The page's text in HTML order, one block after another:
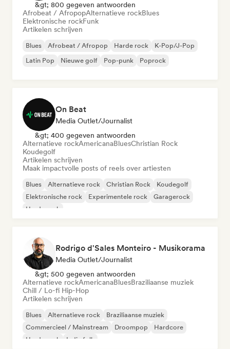
&gt; 800 gegeven antwoorden
Afrobeat / AfropopAlternatieve rockBlues
Elektronische rockFunk
Artikelen schrijven
Blues Afrobeat / Afropop Harde rock
K-Pop/J-Pop
Latin Pop
Nieuwe golf Pop-punk Poprock
On Beat
Media Outlet/Journalist
&gt; 400 gegeven antwoorden
Alternatieve rockAmericanaBluesChristian Rock
Koudegolf
Artikelen schrijven
Maak impactvolle posts of reels over artiesten
Blues Alternatieve rock Christian Rock
Koudegolf
Elektronische rock
Experimentele rock
Garagerock
Harde rock
Rodrigo d'Sales Monteiro - Musikorama
Media Outlet/Journalist
&gt; 500 gegeven antwoorden
Alternatieve rockAmericanaBluesBraziliaanse muziek
Chill / Lo-fi Hip-Hop
Artikelen schrijven
Blues Alternatieve rock
Braziliaanse muziek
Commercieel / Mainstream
Droompop
Hardcore
Harde rock
Indie folk